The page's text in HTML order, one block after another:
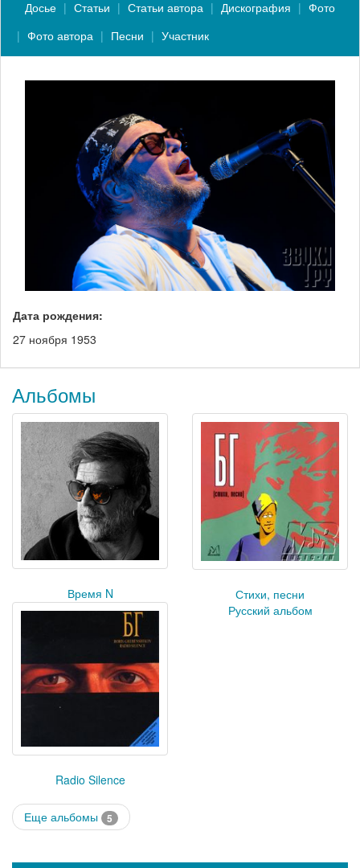
Досье Статьи Статьи автора Дискография
Фото
Фото автора
Песни Участник
Дата рождения:
27 ноября 1953
Альбомы
Время N Стихи, песни
Radio Silence
Русский альбом
Еще альбомы 5